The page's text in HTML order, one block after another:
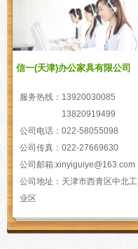
信一(天津)办公家具有限公司
服务热线： 13920030085
13820919499
公司电话： 022-58055098
公司传真： 022-27669630
公司邮箱:xinyiguiye@163.com
公司地址： 天津市西青区中北工
业区